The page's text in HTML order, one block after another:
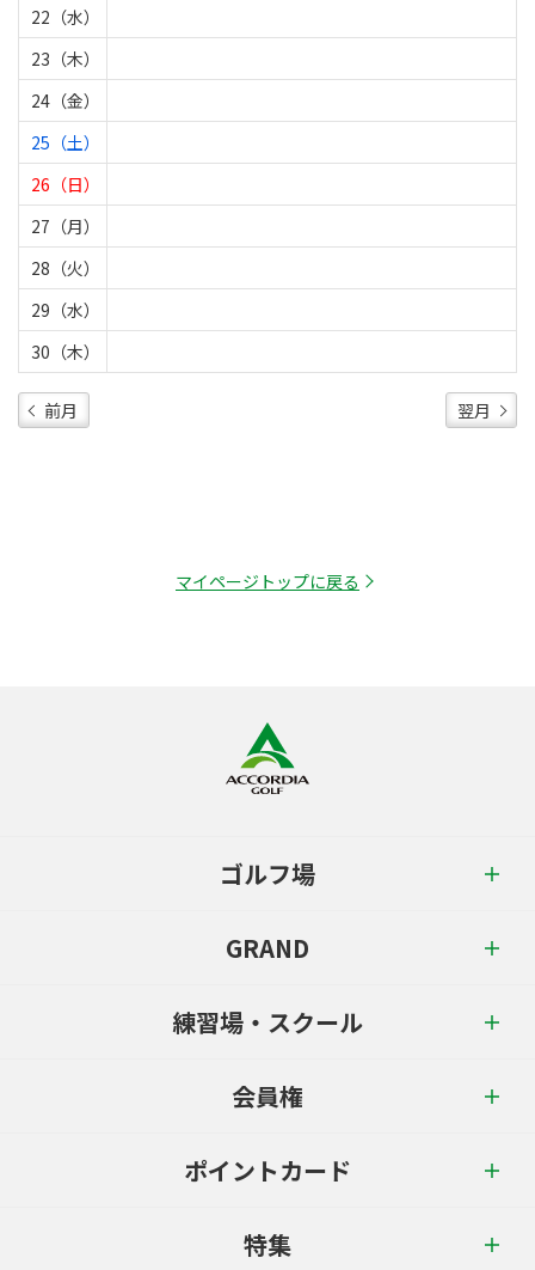
22（水）
23（木）
24（金）
25（土）
26（日）
27（月）
28（火）
29（水）
30（木）
前月 翌月
マイページトップに戻る
ゴルフ場
GRAND
練習場・スクール
会員権
ポイントカード
特集